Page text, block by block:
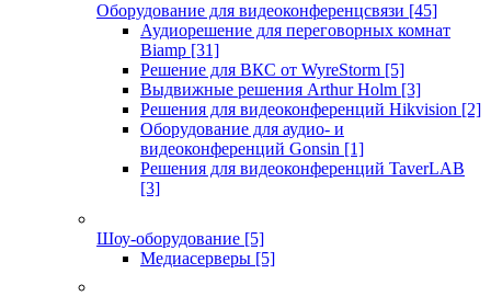
Оборудование для видеоконференцсвязи [45]
Аудиорешение для переговорных комнат
Biamp [31]
Решение для ВКС от WyreStorm [5]
Выдвижные решения Arthur Holm [3]
Решения для видеоконференций Hikvision [2]
Оборудование для аудио- и
видеоконференций Gonsin [1]
Решения для видеоконференций TaverLAB
[3]
Шоу-оборудование [5]
Медиасерверы [5]